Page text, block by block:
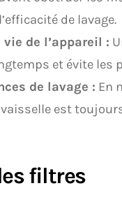
de lavage.
de l’appareil :
et évite les
de lavage : En
vaisselle est
filtres